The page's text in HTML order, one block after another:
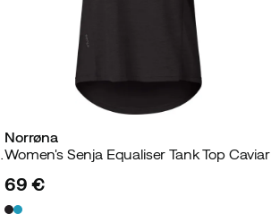
Snow White
Norrøna
Women's Senja Equaliser Tank Top Caviar
price
69 €